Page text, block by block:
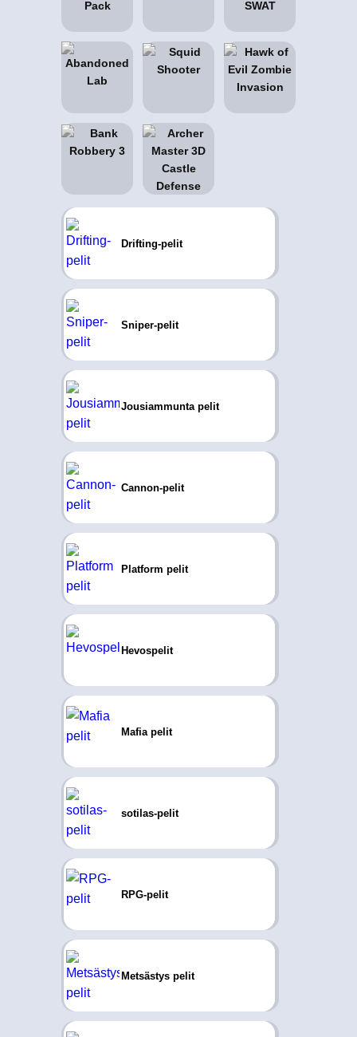
Drifting-pelit
Sniper-pelit
Jousiammunta pelit
Cannon-pelit
Platform pelit
Hevospelit
Mafia pelit
sotilas-pelit
RPG-pelit
Metsästys pelit